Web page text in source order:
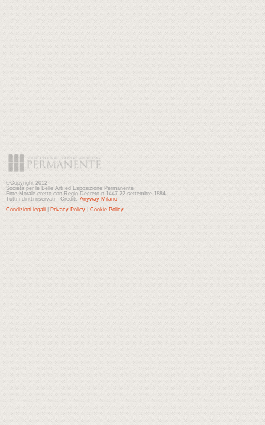
©Copyright 2012
Società per le Belle Arti ed Esposizione Permanente
Ente Morale eretto con Regio Decreto n.1447-22 settembre 1884
Tutti i diritti riservati - Credits Anyway Milano
Condizioni legali
Privacy Policy Cookie Policy